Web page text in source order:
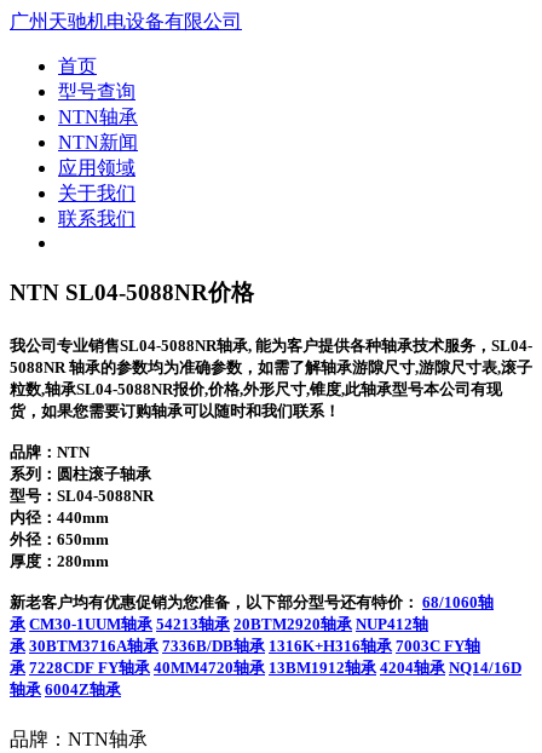
广州天驰机电设备有限公司
首页
型号查询
NTN轴承
NTN新闻
应用领域
关于我们
联系我们
NTN SL04-5088NR价格
我公司专业销售SL04-5088NR轴承, 能为客户提供各种轴承技术服务，SL04-
5088NR 轴承的参数均为准确参数，如需了解轴承游隙尺寸,游隙尺寸表,滚子
粒数,轴承SL04-5088NR报价,价格,外形尺寸,锥度,此轴承型号本公司有现
货，如果您需要订购轴承可以随时和我们联系！
品牌：NTN
系列：圆柱滚子轴承
型号： SL04-5088NR
内径：440mm
外径：650mm
厚度：280mm
新老客户均有优惠促销为您准备，以下部分型号还有特价： 68/1060轴
承 CM30-1UUM轴承 54213轴承 20BTM2920轴承 NUP412轴
承 30BTM3716A轴承 7336B/DB轴承 1316K+H316轴承 7003C FY轴
承 7228CDF FY轴承 40MM4720轴承 13BM1912轴承 4204轴承 NQ14/16D
轴承 6004Z轴承
品牌：NTN轴承